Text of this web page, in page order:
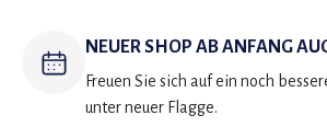
NEUER SHOP AB ANFANG
Freuen Sie sich auf ein noch
unter neuer Flagge.